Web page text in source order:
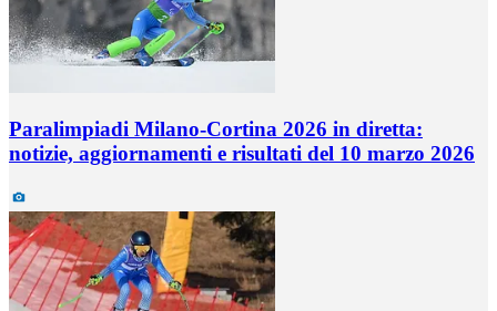
Paralimpiadi Milano-Cortina 2026 in diretta:
notizie, aggiornamenti e risultati del 10 marzo 2026